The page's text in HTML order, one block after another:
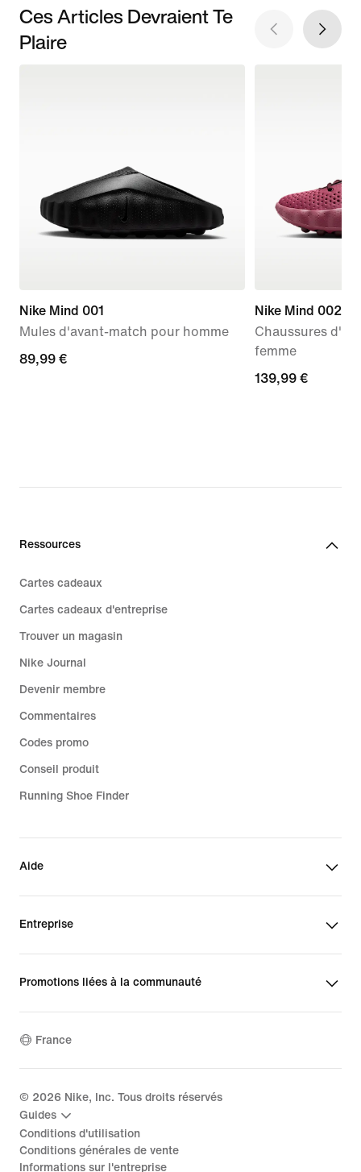
Ces Articles Devraient Te
Plaire
Nike Mind 001
Mules d'avant-match pour homme
89,99 €
89,99 €
Nike Mind 002
Chaussures
femme
139,99 €
139,99 €
Ressources
Cartes cadeaux
Cartes cadeaux d'entreprise
Trouver un magasin
Nike Journal
Devenir membre
Commentaires
Codes promo
Conseil produit
Running Shoe Finder
Aide
Entreprise
Promotions liées à la communauté
France
© 2026 Nike, Inc. Tous droits réservés
Guides
Conditions d'utilisation
Conditions générales de vente
Informations sur l'entreprise